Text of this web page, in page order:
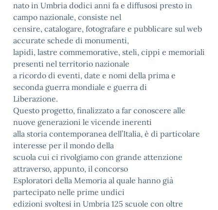
nato in Umbria dodici anni fa e diffusosi presto in
campo nazionale, consiste nel
censire, catalogare, fotografare e pubblicare sul web
accurate schede di monumenti,
lapidi, lastre commemorative, steli, cippi e memoriali
presenti nel territorio nazionale
a ricordo di eventi, date e nomi della prima e
seconda guerra mondiale e guerra di
Liberazione.
Questo progetto, finalizzato a far conoscere alle
nuove generazioni le vicende inerenti
alla storia contemporanea dell’Italia, è di particolare
interesse per il mondo della
scuola cui ci rivolgiamo con grande attenzione
attraverso, appunto, il concorso
Esploratori della Memoria al quale hanno già
partecipato nelle prime undici
edizioni svoltesi in Umbria 125 scuole con oltre